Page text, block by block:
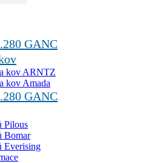
kov ARNTZ
kov Amada
Pilous
Bomar
Everising